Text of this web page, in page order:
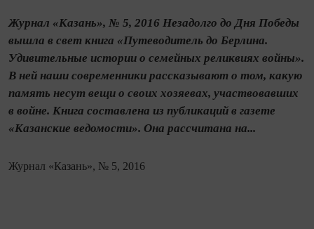
Журнал «Казань», № 5, 2016 Незадолго до Дня Победы
вышла в свет книга «Путеводитель до Берлина.
Удивительные истории о семейных реликвиях войны».
В ней наши современники рассказывают о том, какую
память несут вещи о своих хозяевах, участвовавших
в войне. Книга составлена из публикаций в газете
«Казанские ведомости». Она рассчитана на...
Журнал «Казань», № 5, 2016